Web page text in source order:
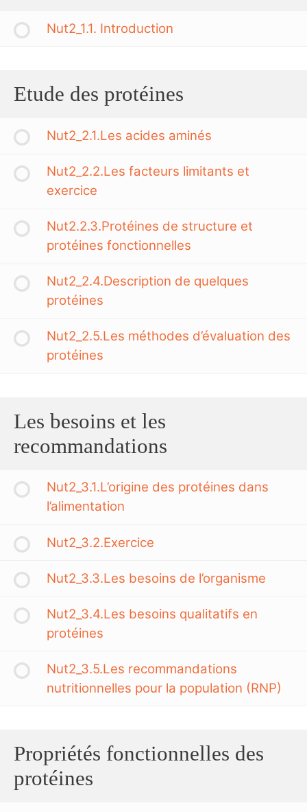
Nut2_1.1. Introduction
Etude des protéines
Nut2_2.1.Les acides aminés
Nut2_2.2.Les facteurs limitants et
exercice
Nut2.2.3.Protéines de structure et
protéines fonctionnelles
Nut2_2.4.Description de quelques
protéines
Nut2_2.5.Les méthodes d’évaluation des
protéines
Les besoins et les
recommandations
Nut2_3.1.L’origine des protéines dans
l’alimentation
Nut2_3.2.Exercice
Nut2_3.3.Les besoins de l’organisme
Nut2_3.4.Les besoins qualitatifs en
protéines
Nut2_3.5.Les recommandations
nutritionnelles pour la population (RNP)
Propriétés fonctionnelles des
protéines